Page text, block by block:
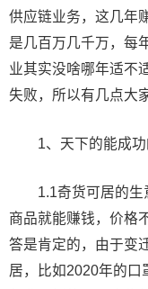
供应链业务，这几年
是几百万几千万，每
业其实没啥哪年适不
失败，所以有几点大
1、天下的能成功
1.1奇货可居的生
商品就能赚钱，价格
答是肯定的，由于变
居，比如2020年的口